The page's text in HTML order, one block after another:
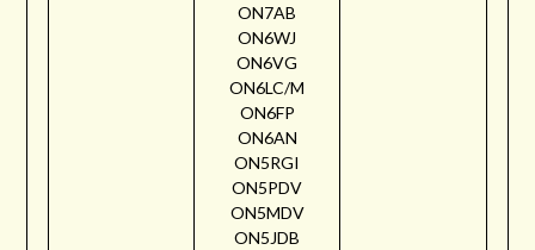
ON7AB
ON6WJ
ON6VG
ON6LC/M
ON6FP
ON6AN
ON5RGI
ON5PDV
ON5MDV
ON5JDB